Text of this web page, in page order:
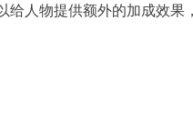
人物提供额外的加成效果